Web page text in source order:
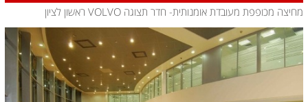
מחיצה מכופפת מעובדת אומנותית- חדר תצוגה VOLVO ראשון לציון